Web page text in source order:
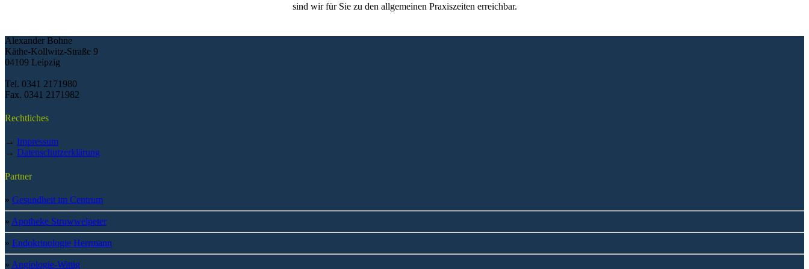
sind wir für Sie zu den allgemeinen Praxiszeiten erreichbar.
Alexander Bohne
Käthe-Kollwitz-Straße 9
04109 Leipzig
Tel. 0341 2171980
Fax. 0341 2171982
Rechtliches
→ Impressum
→ Datenschutzerklärung
Partner
» Gesundheit im Centrum
» Apotheke Struwwelpeter
» Endokrinologie Herrmann
» Angiologie-Wittig